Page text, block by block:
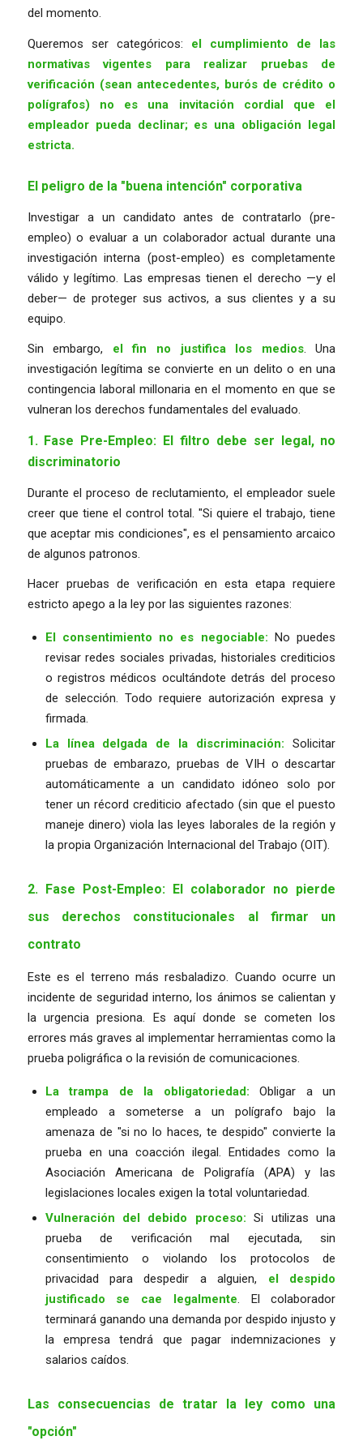
del momento.
Queremos ser categóricos: el cumplimiento de las
normativas vigentes para realizar pruebas de
verificación (sean antecedentes, burós de crédito o
polígrafos) no es una invitación cordial que el
empleador pueda declinar; es una obligación legal
estricta.
El peligro de la "buena intención" corporativa
Investigar a un candidato antes de contratarlo (pre-
empleo) o evaluar a un colaborador actual durante una
investigación interna (post-empleo) es completamente
válido y legítimo. Las empresas tienen el derecho —y el
deber— de proteger sus activos, a sus clientes y a su
equipo.
Sin embargo, el fin no justifica los medios. Una
investigación legítima se convierte en un delito o en una
contingencia laboral millonaria en el momento en que se
vulneran los derechos fundamentales del evaluado.
1. Fase Pre-Empleo: El filtro debe ser legal, no
discriminatorio
Durante el proceso de reclutamiento, el empleador suele
creer que tiene el control total. "Si quiere el trabajo, tiene
que aceptar mis condiciones", es el pensamiento arcaico
de algunos patronos.
Hacer pruebas de verificación en esta etapa requiere
estricto apego a la ley por las siguientes razones:
El consentimiento no es negociable: No puedes
revisar redes sociales privadas, historiales crediticios
o registros médicos ocultándote detrás del proceso
de selección. Todo requiere autorización expresa y
firmada.
La línea delgada de la discriminación: Solicitar
pruebas de embarazo, pruebas de VIH o descartar
automáticamente a un candidato idóneo solo por
tener un récord crediticio afectado (sin que el puesto
maneje dinero) viola las leyes laborales de la región y
la propia Organización Internacional del Trabajo (OIT).
2. Fase Post-Empleo: El colaborador no pierde
sus derechos constitucionales al firmar un
contrato
Este es el terreno más resbaladizo. Cuando ocurre un
incidente de seguridad interno, los ánimos se calientan y
la urgencia presiona. Es aquí donde se cometen los
errores más graves al implementar herramientas como la
prueba poligráfica o la revisión de comunicaciones.
La trampa de la obligatoriedad: Obligar a un
empleado a someterse a un polígrafo bajo la
amenaza de "si no lo haces, te despido" convierte la
prueba en una coacción ilegal. Entidades como la
Asociación Americana de Poligrafía (APA) y las
legislaciones locales exigen la total voluntariedad.
Vulneración del debido proceso: Si utilizas una
prueba de verificación mal ejecutada, sin
consentimiento o violando los protocolos de
privacidad para despedir a alguien, el despido
justificado se cae legalmente . El colaborador
terminará ganando una demanda por despido injusto y
la empresa tendrá que pagar indemnizaciones y
salarios caídos.
Las consecuencias de tratar la ley como una
"opción"